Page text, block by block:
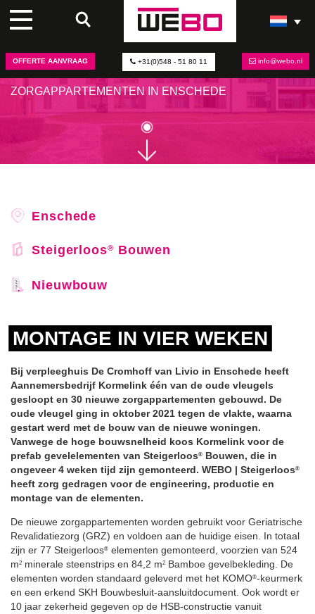
OFFERTE AANVRAAG +31(0)548 - 51 80 11 info@webo.nl
STEIGERLOOS®BOUWEN BIJ DE
STEIGERLOOS
ELEMENTEN VOOR 30 NIEUWE
ZORGAPPARTEMENTEN IN ENSCHEDE
MONTAGE IN VIER WEKEN
Bij verpleeghuis De Cromhoff van Livio in Enschede heeft
Aannemersbedrijf Kormelink één van de oude vleugels
gesloopt en 30 nieuwe zorgappartementen gebouwd. De
oude vleugel ging in oktober 2021 tegen de vlakte, waarna
gestart werd met de bouw van de nieuwe woningen.
Vanwege de hoge bouwsnelheid koos Kormelink voor de
prefab gevelelementen van Steigerloos® Bouwen, die in
ongeveer 4 weken tijd zijn gemonteerd. WEBO | Steigerloos®
heeft zorg gedragen voor de engineering, productie en
montage van de elementen.
De nieuwe zorgappartementen worden gebruikt voor Geriatrische
Revalidatiezorg (GRZ) en voldoen aan de huidige eisen. In totaal
zijn er 77 Steigerloos® elementen gemonteerd, voorzien van 524
m2 minerale steenstrips en 84,2 m2 Bamboe gevelbekleding. De
elementen worden standaard geleverd met het KOMO®-keurmerk
en een erkend SKH Bouwbesluit-aansluitdocument. Ook wordt er
10 jaar zekerheid gegeven op de HSB-constructie vanuit
Enschede
Steigerloos® Bouwen
Nieuwbouw